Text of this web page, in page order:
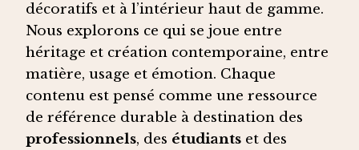
décoratifs et à l’intérieur haut de gamme.
Nous explorons ce qui se joue entre
héritage et création contemporaine, entre
matière, usage et émotion. Chaque
contenu est pensé comme une ressource
de référence durable à destination des
professionnels, des étudiants et des